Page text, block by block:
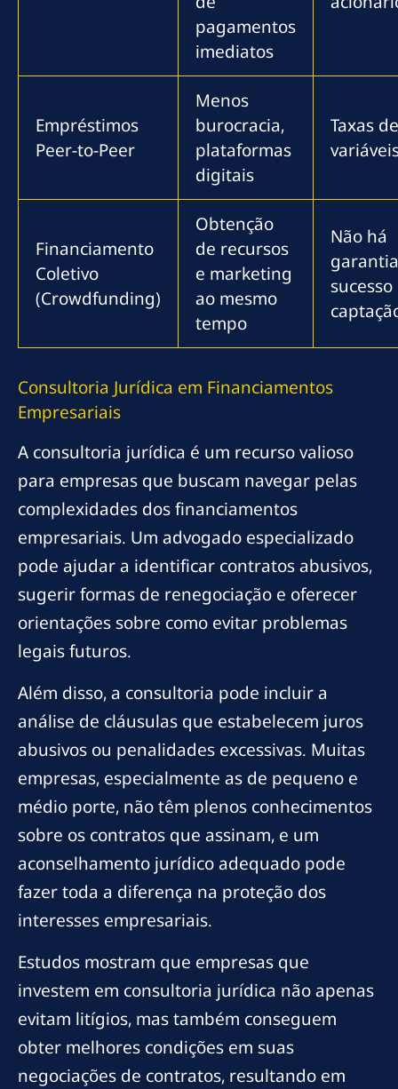
pagamentos
imediatos
Empréstimos
Peer-to-Peer
Menos
burocracia,
plataformas
digitais
Taxas
Financiamento
Coletivo
(Crowdfunding)
Obtenção
de recursos
e marketing
ao mesmo
tempo
Não há
sucesso
Consultoria Jurídica em Financiamentos
Empresariais
A consultoria jurídica é um recurso valioso
para empresas que buscam navegar pelas
complexidades dos financiamentos
empresariais. Um advogado especializado
pode ajudar a identificar contratos abusivos,
sugerir formas de renegociação e oferecer
orientações sobre como evitar problemas
legais futuros.
Além disso, a consultoria pode incluir a
análise de cláusulas que estabelecem juros
abusivos ou penalidades excessivas. Muitas
empresas, especialmente as de pequeno e
médio porte, não têm plenos conhecimentos
sobre os contratos que assinam, e um
aconselhamento jurídico adequado pode
fazer toda a diferença na proteção dos
interesses empresariais.
Estudos mostram que empresas que
investem em consultoria jurídica não apenas
evitam litígios, mas também conseguem
obter melhores condições em suas
negociações de contratos, resultando em